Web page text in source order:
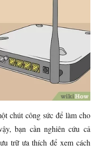
chút công sức để làm cho
bạn cần nghiên cứu cả
trữ ưa thích để xem cách